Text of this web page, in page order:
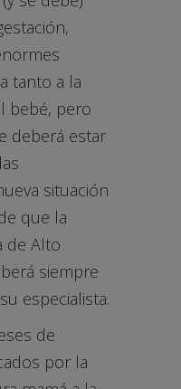
tanto a la
bebé, pero
deberá estar
situación
que la
de Alto
siempre
especialista.
de
por la